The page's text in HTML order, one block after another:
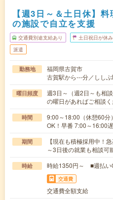
【週3日～＆土日休】
の施設で自立を支援
交通費別途支給あり 土日祝日が休み
派遣
勤務地
福岡県古賀市
古賀駅から---分／しし
曜日頻度
週3日～（週2日～も相
の曜日があればご相談く
時間
9:00～18:00（休憩60分
OK！早番 7:00～16:00
期間
【現在も積極採用中！
～3日後の就業も相談可
時給 時給1350円～ ■週払い
交通費
交通費全額支給